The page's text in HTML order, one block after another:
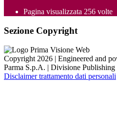
Pagina visualizzata 256 volte
Sezione Copyright
Copyright 2026 | Engineered and
Parma S.p.A. | Divisione
Disclaimer trattamento dati personali